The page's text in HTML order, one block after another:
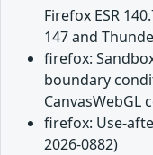
Firefox ESR
147 and
firefox:
boundary
CanvasWebGL
firefox: Use-
2026-0882)